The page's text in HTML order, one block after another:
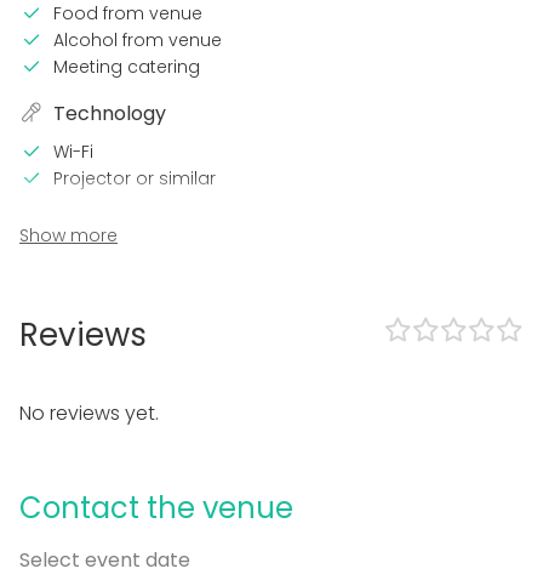
Food from venue
Alcohol from venue
Meeting catering
Technology
Wi-Fi
Projector or similar
In the venue
Whiteboard / Flip chart
Piano
Wedding
Dinner / Lunch
Show more
Reviews
No reviews yet.
Contact the venue
Select event date